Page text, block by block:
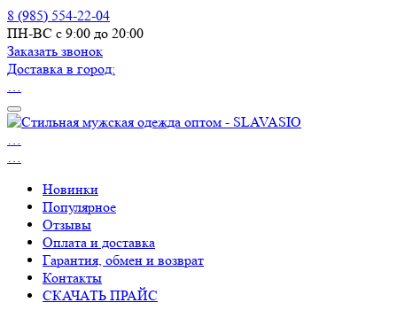
8 (985) 554-22-04
ПН-ВС с 9:00 до 20:00
Заказать звонок
Доставка в город:
…
…
…
Новинки
Популярное
Отзывы
Оплата и доставка
Гарантия, обмен и возврат
Контакты
СКАЧАТЬ ПРАЙС